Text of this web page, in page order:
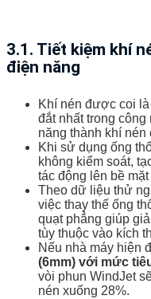
3.1. Tiết kiệm khí
điện năng
Khí nén được coi
đắt nhất trong
năng thành khí
Khi sử dụng ống
không kiểm soát,
tác động lên bề
Theo dữ liệu thử
việc thay thế ống
quạt phẳng giúp
tùy thuộc vào kích
Nếu nhà máy hiện
(6mm) với mức
vòi phun WindJet
nén xuống 28%.